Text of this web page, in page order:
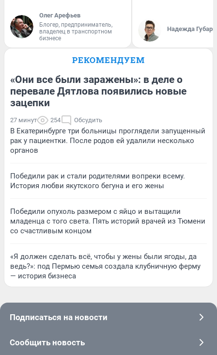
Олег Арефьев
Блогер, предприниматель,
владелец в транспортном
бизнесе
Надежда Губарь
РЕКОМЕНДУЕМ
«Они все были заражены»: в деле о
перевале Дятлова появились новые
зацепки
27 минут 254 Обсудить
В Екатеринбурге три больницы проглядели запущенный
рак у пациентки. После родов ей удалили несколько
органов
Победили рак и стали родителями вопреки всему.
История любви якутского бегуна и его жены
Победили опухоль размером с яйцо и вытащили
младенца с того света. Пять историй врачей из Тюмени
со счастливым концом
«Я должен сделать всё, чтобы у жены были ягоды, да
ведь?»: под Пермью семья создала клубничную ферму
— история бизнеса
Подписаться на новости
Сообщить новость